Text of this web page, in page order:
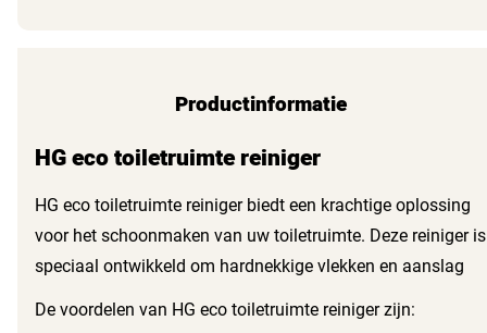
Productinformatie
HG eco toiletruimte reiniger
HG eco toiletruimte reiniger biedt een krachtige oplossing
voor het schoonmaken van uw toiletruimte. Deze reiniger is
speciaal ontwikkeld om hardnekkige vlekken en aanslag
De voordelen van HG eco toiletruimte reiniger zijn: